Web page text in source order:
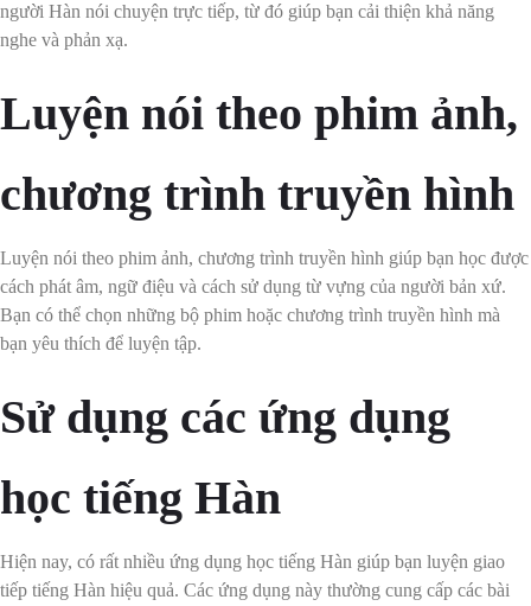
người Hàn nói chuyện trực tiếp, từ đó giúp bạn cải thiện khả năng
nghe và phản xạ.
Luyện nói theo phim ảnh,
chương trình truyền hình
Luyện nói theo phim ảnh, chương trình truyền hình giúp bạn học được
cách phát âm, ngữ điệu và cách sử dụng từ vựng của người bản xứ.
Bạn có thể chọn những bộ phim hoặc chương trình truyền hình mà
bạn yêu thích để luyện tập.
Sử dụng các ứng dụng
học tiếng Hàn
Hiện nay, có rất nhiều ứng dụng học tiếng Hàn giúp bạn luyện giao
tiếp tiếng Hàn hiệu quả. Các ứng dụng này thường cung cấp các bài